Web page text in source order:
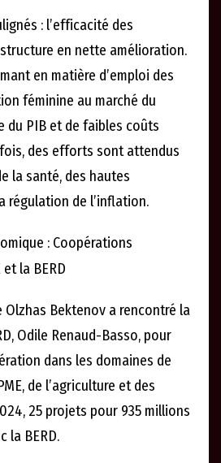
: l’efficacité des
en nette amélioration.
en matière d’emploi des
féminine au marché du
du PIB et de faibles coûts
des efforts sont attendus
la santé, des hautes
régulation de l’inflation.
: Coopérations
la BERD
Olzhas Bektenov a rencontré la
Odile Renaud-Basso, pour
dans les domaines de
de l’agriculture et des
25 projets pour 935 millions
la BERD.